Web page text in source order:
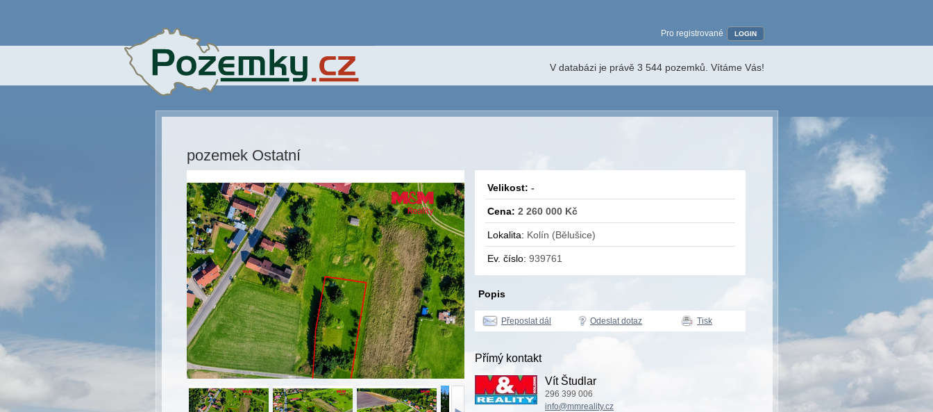
Pro registrované LOGIN
V databázi je právě 3 544 pozemků. Vítáme Vás!
pozemek Ostatní
Velikost: -
Cena: 2 260 000 Kč
Lokalita: Kolín (Bělušice)
Ev. číslo: 939761
Popis
Přeposlat dál Odeslat dotaz Tisk
Přímý kontakt
Vít Študlar
296 399 006
info@mmreality.cz